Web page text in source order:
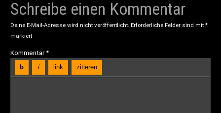
Schreibe einen Kommentar
Deine E-Mail-Adresse wird nicht veröffentlicht. Erforderliche Felder sind mit*
markiert
Kommentar*